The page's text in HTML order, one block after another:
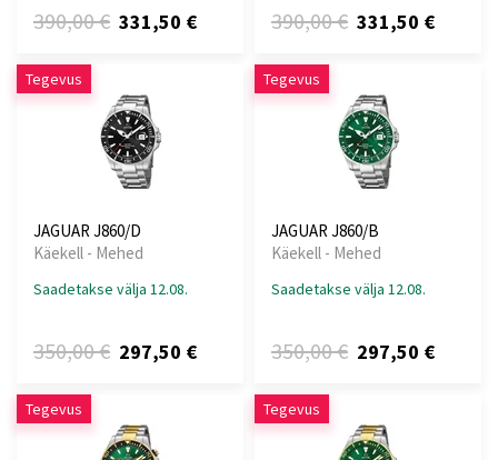
390,00 € 331,50 € 390,00 € 331,50 €
Tegevus
JAGUAR J860/D
Käekell - Mehed
Saadetakse välja 12.08.
350,00 € 297,50 €
Tegevus
JAGUAR J860/B
Käekell - Mehed
Saadetakse välja 12.08.
350,00 € 297,50 €
Tegevus Tegevus